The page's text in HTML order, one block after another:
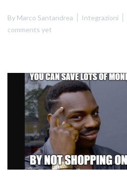
By Marco Santandrea Integrazioni
comments yet